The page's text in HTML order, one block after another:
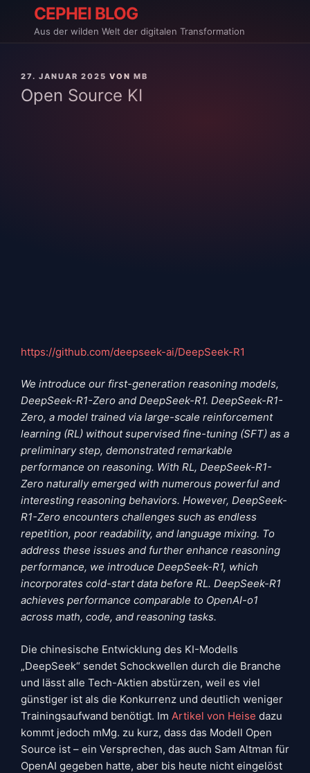
CEPHEI BLOG
Aus der wilden Welt der digitalen Transformation
VERÖFFENTLICHT
AM
27. JANUAR 2025 VON MB
Open Source KI
https://github.com/deepseek-ai/DeepSeek-R1
We introduce our first-generation reasoning models,
DeepSeek-R1-Zero and DeepSeek-R1. DeepSeek-R1-
Zero, a model trained via large-scale reinforcement
learning (RL) without supervised fine-tuning (SFT) as a
preliminary step, demonstrated remarkable
performance on reasoning. With RL, DeepSeek-R1-
Zero naturally emerged with numerous powerful and
interesting reasoning behaviors. However, DeepSeek-
R1-Zero encounters challenges such as endless
repetition, poor readability, and language mixing. To
address these issues and further enhance reasoning
performance, we introduce DeepSeek-R1, which
incorporates cold-start data before RL. DeepSeek-R1
achieves performance comparable to OpenAI-o1
across math, code, and reasoning tasks.
Die chinesische Entwicklung des KI-Modells
„DeepSeek“ sendet Schockwellen durch die Branche
und lässt alle Tech-Aktien abstürzen, weil es viel
günstiger ist als die Konkurrenz und deutlich weniger
Trainingsaufwand benötigt. Im Artikel von Heise dazu
kommt jedoch mMg. zu kurz, dass das Modell Open
Source ist – ein Versprechen, das auch Sam Altman für
OpenAI gegeben hatte, aber bis heute nicht eingelöst